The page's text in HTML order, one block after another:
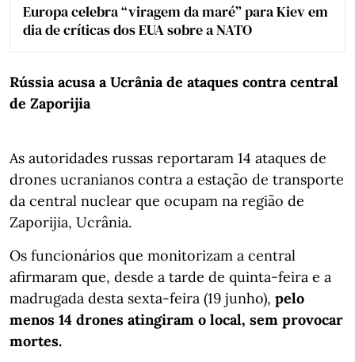
Europa celebra “viragem da maré” para Kiev em
dia de críticas dos EUA sobre a NATO
Rússia acusa a Ucrânia de ataques contra central
de Zaporijia
As autoridades russas reportaram 14 ataques de
drones ucranianos contra a estação de transporte
da central nuclear que ocupam na região de
Zaporijia, Ucrânia.
Os funcionários que monitorizam a central
afirmaram que, desde a tarde de quinta-feira e a
madrugada desta sexta-feira (19 junho), pelo
menos 14 drones atingiram o local, sem provocar
mortes.